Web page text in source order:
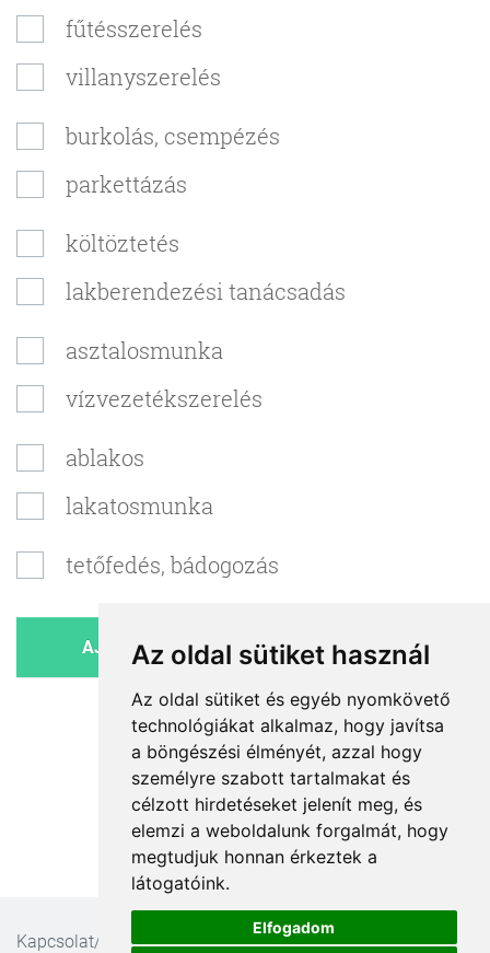
Az oldal sütiket használ
Az oldal sütiket és egyéb nyomkövető
technológiákat alkalmaz, hogy javítsa
a böngészési élményét, azzal hogy
személyre szabott tartalmakat és
célzott hirdetéseket jelenít meg, és
elemzi a weboldalunk forgalmát, hogy
megtudjuk honnan érkeztek a
látogatóink.
Elfogadom
fűtésszerelés
villanyszerelés
burkolás, csempézés
parkettázás
költöztetés
lakberendezési tanácsadás
asztalosmunka
vízvezetékszerelés
ablakos
lakatosmunka
tetőfedés, bádogozás
Kapcsolat/Impresszum ÁSZF Ajánlatkérési feltételek